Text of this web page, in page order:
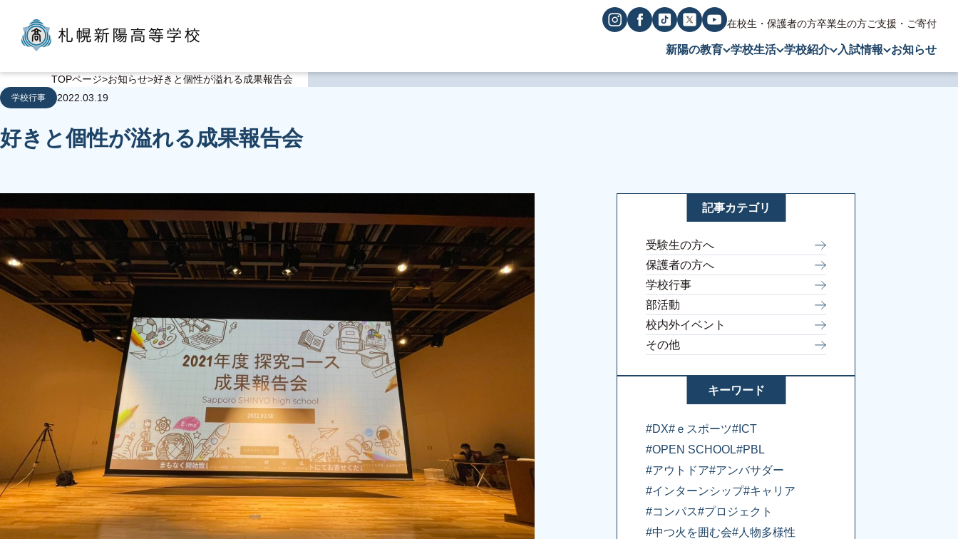
在校生・保護者の方卒業生の方ご支援・ご寄付
新陽の教育 学校生活 学校紹介 入試情報 お知らせ
TOPページ お知らせ 好きと個性が溢れる成果報告会
学校行事 2022.03.19
好きと個性が溢れる成果報告会
記事カテゴリ
受験生の方へ
保護者の方へ
学校行事
部活動
校内外イベント
その他
キーワード
#DX#ｅスポーツ#ICT
#OPEN SCHOOL#PBL
#アウトドア#アンバサダー
#インターンシップ#キャリア
#コンパス#プロジェクト
#中つ火を囲む会#人物多様性